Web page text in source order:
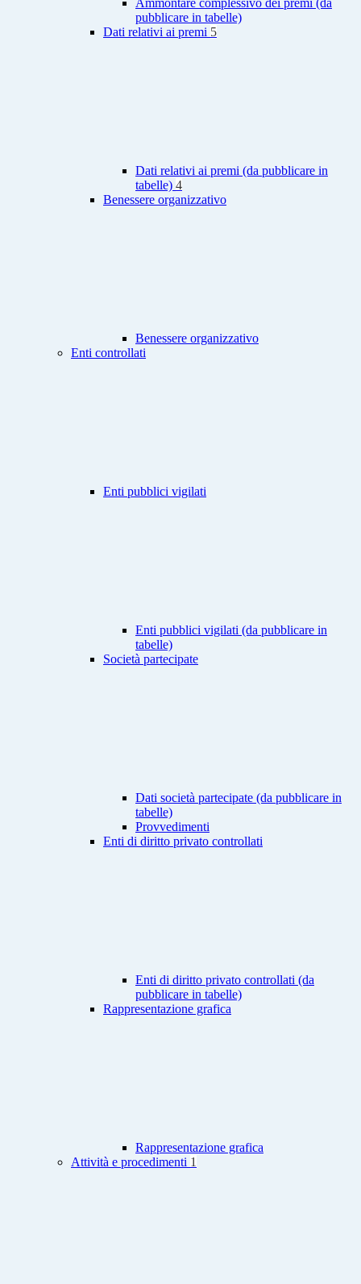
Ammontare complessivo dei premi (da
pubblicare in tabelle)
Dati relativi ai premi 5
Dati relativi ai premi (da pubblicare in
tabelle) 4
Benessere organizzativo
Benessere organizzativo
Enti controllati
Enti pubblici vigilati
Enti pubblici vigilati (da pubblicare in
tabelle)
Società partecipate
Dati società partecipate (da pubblicare in
tabelle)
Provvedimenti
Enti di diritto privato controllati
Enti di diritto privato controllati (da
pubblicare in tabelle)
Rappresentazione grafica
Rappresentazione grafica
Attività e procedimenti 1